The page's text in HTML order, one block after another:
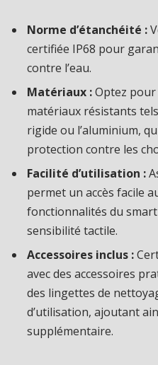
Norme d’étanchéité :
certifiée IP68 pour
contre l’eau.
Matériaux :Optez pour
matériaux résistants
rigide ou l’aluminium,
protection contre les
Facilité d’utilisation :
permet un accès facile
fonctionnalités du
sensibilité tactile.
Accessoires inclus :
avec des accessoires
des lingettes de
d’utilisation, ajoutant
supplémentaire.